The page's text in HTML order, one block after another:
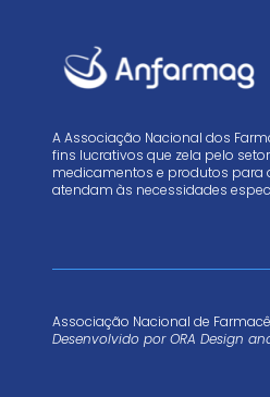
A Associação Nacional dos
fins lucrativos que zela pelo
medicamentos e produtos para
atendam às necessidades
Associação Nacional de
Desenvolvido porORA Design